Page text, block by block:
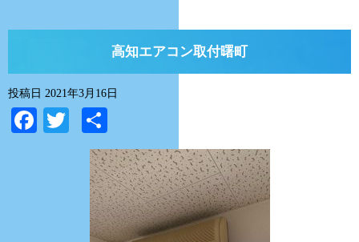
高知エアコン取付曙町
投稿日 2021年3月16日
Facebook
Twitter
有